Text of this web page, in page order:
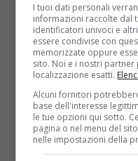
Come le star Primo Piano
Charlene di
punk e cortissimo
Roberta Gerboni 20
I tuoi dati personali
informazioni raccolte dal
identificatori univoci e
essere condivise con
memorizzate oppure
sito. Noi e i nostri
localizzazione esatti.
Alcuni fornitori
base dell'interesse
le tue opzioni qui sotto.
pagina o nel menu del
nelle impostazioni della